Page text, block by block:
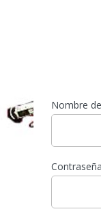
Nombre
Contraseña